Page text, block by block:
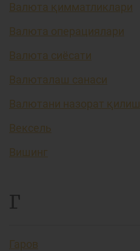
Валюта қимматликлари
Валюта операциялари
Валюта сиёсати
Валюталаш санаси
Валютани назорат қилиш
Вексель
Вишинг
Г
Гаров